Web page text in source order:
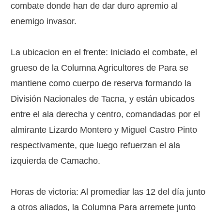
combate donde han de dar duro apremio al
enemigo invasor.
La ubicacion en el frente: Iniciado el combate, el
grueso de la Columna Agricultores de Para se
mantiene como cuerpo de reserva formando la
División Nacionales de Tacna, y están ubicados
entre el ala derecha y centro, comandadas por el
almirante Lizardo Montero y Miguel Castro Pinto
respectivamente, que luego refuerzan el ala
izquierda de Camacho.
Horas de victoria: Al promediar las 12 del día junto
a otros aliados, la Columna Para arremete junto